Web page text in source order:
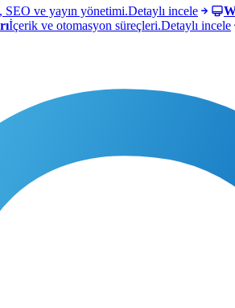
SEO ve yayın yönetimi.Detaylı incele
İçerik ve otomasyon süreçleri.Detaylı incele